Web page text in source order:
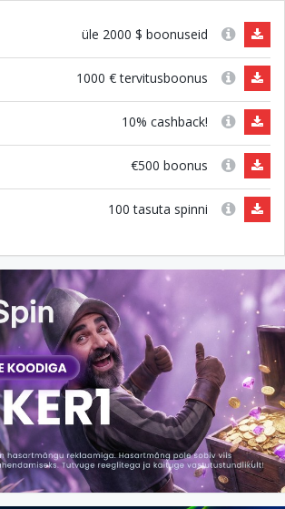
üle 2000 $ boonuseid
1000 € tervitusboonus
10% cashback!
€500 boonus
100 tasuta spinni